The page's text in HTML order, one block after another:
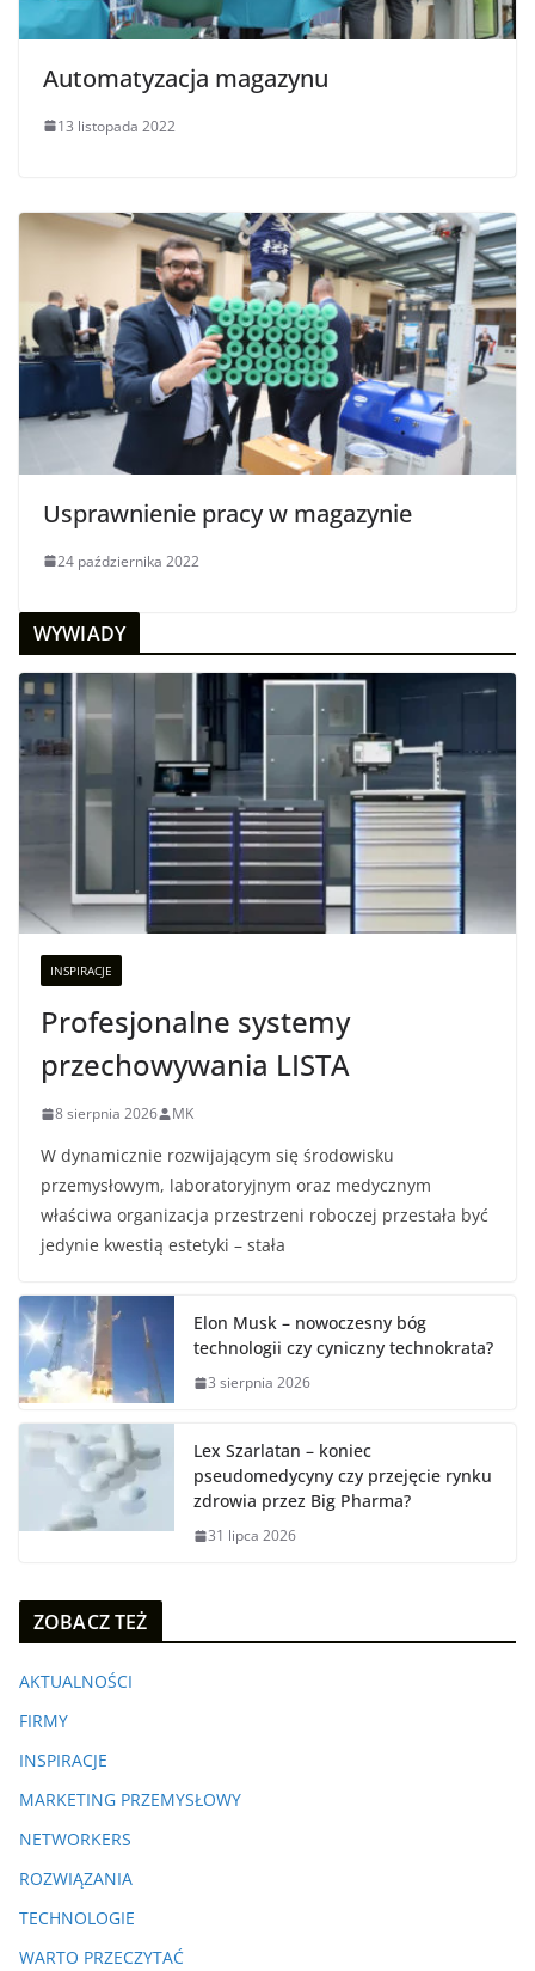
Automatyzacja magazynu
13 listopada 2022
Usprawnienie pracy w magazynie
24 października 2022
WYWIADY
INSPIRACJE
Profesjonalne systemy
przechowywania LISTA
8 sierpnia 2026 MK
W dynamicznie rozwijającym się środowisku
przemysłowym, laboratoryjnym oraz medycznym
właściwa organizacja przestrzeni roboczej przestała być
jedynie kwestią estetyki – stała
Elon Musk – nowoczesny bóg
technologii czy cyniczny technokrata?
3 sierpnia 2026
Lex Szarlatan – koniec
pseudomedycyny czy przejęcie rynku
zdrowia przez Big Pharma?
31 lipca 2026
ZOBACZ TEŻ
AKTUALNOŚCI
FIRMY
INSPIRACJE
MARKETING PRZEMYSŁOWY
NETWORKERS
ROZWIĄZANIA
TECHNOLOGIE
WARTO PRZECZYTAĆ